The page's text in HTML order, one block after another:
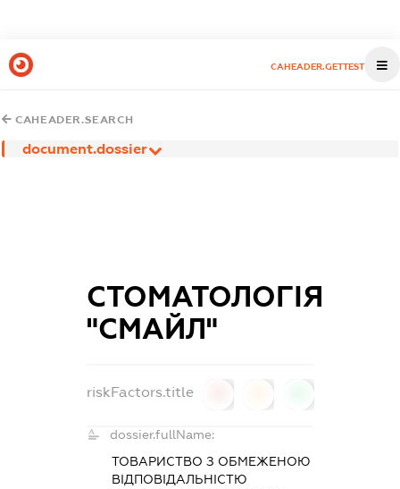
CAHEADER.GETTEST
CAHEADER.SEARCH
document.dossier
СТОМАТОЛОГІЯ
"СМАЙЛ"
riskFactors.title
dossier.fullName:
ТОВАРИСТВО З ОБМЕЖЕНОЮ
ВІДПОВІДАЛЬНІСТЮ